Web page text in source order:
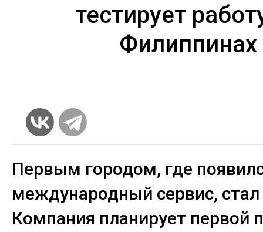
тестирует
Филиппинах
Первым городом, где
международный сервис, стал
Компания планирует первой